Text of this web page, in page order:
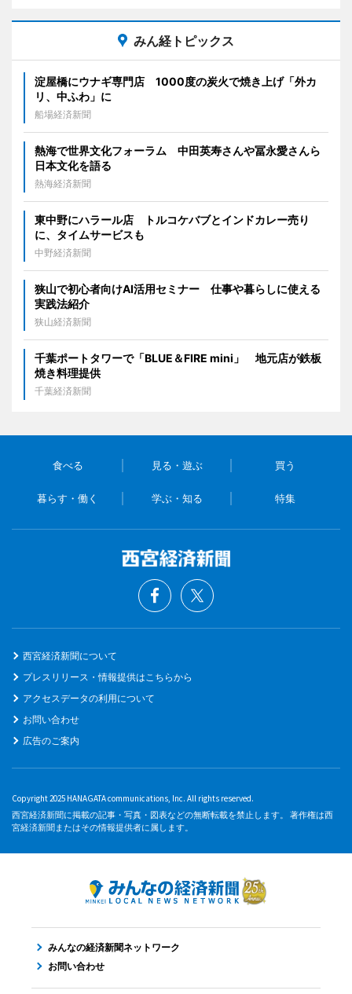
みん経トピックス
淀屋橋にウナギ専門店 1000度の炭火で焼き上げ「外カ
リ、中ふわ」に
船場経済新聞
熱海で世界文化フォーラム 中田英寿さんや冨永愛さんら
日本文化を語る
熱海経済新聞
東中野にハラール店 トルコケバブとインドカレー売り
に、タイムサービスも
中野経済新聞
狭山で初心者向けAI活用セミナー 仕事や暮らしに使える
実践法紹介
狭山経済新聞
千葉ポートタワーで「BLUE＆FIRE mini」 地元店が鉄板
焼き料理提供
千葉経済新聞
食べる 見る・遊ぶ 買う
暮らす・働く 学ぶ・知る 特集
西宮経済新聞について
プレスリリース・情報提供はこちらから
アクセスデータの利用について
お問い合わせ
広告のご案内
Copyright 2025 HANAGATA communications, Inc. All rights reserved.
西宮経済新聞に掲載の記事・写真・図表などの無断転載を禁止します。 著作権は西
宮経済新聞またはその情報提供者に属します。
みんなの経済新聞ネットワーク
お問い合わせ